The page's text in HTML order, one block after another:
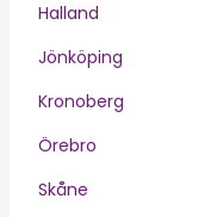
Halland
Jönköping
Kronoberg
Örebro
Skåne